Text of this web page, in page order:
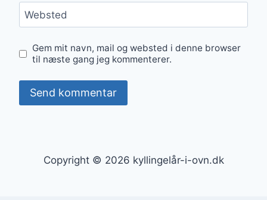
Websted
Gem mit navn, mail og websted i denne browser
til næste gang jeg kommenterer.
Copyright © 2026 kyllingelår-i-ovn.dk